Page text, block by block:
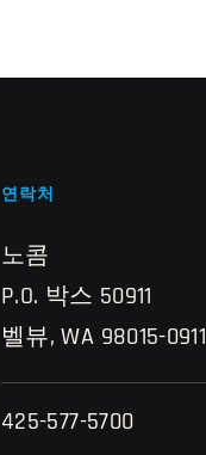
연락처
노콤
P.O. 박스 50911
벨뷰, WA 98015-0911
425-577-5700